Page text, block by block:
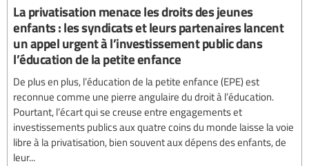
La privatisation menace les droits des jeunes
enfants : les syndicats et leurs partenaires lancent
un appel urgent à l’investissement public dans
l’éducation de la petite enfance
De plus en plus, l’éducation de la petite enfance (EPE) est
reconnue comme une pierre angulaire du droit à l’éducation.
Pourtant, l’écart qui se creuse entre engagements et
investissements publics aux quatre coins du monde laisse la voie
libre à la privatisation, bien souvent aux dépens des enfants, de
leur...